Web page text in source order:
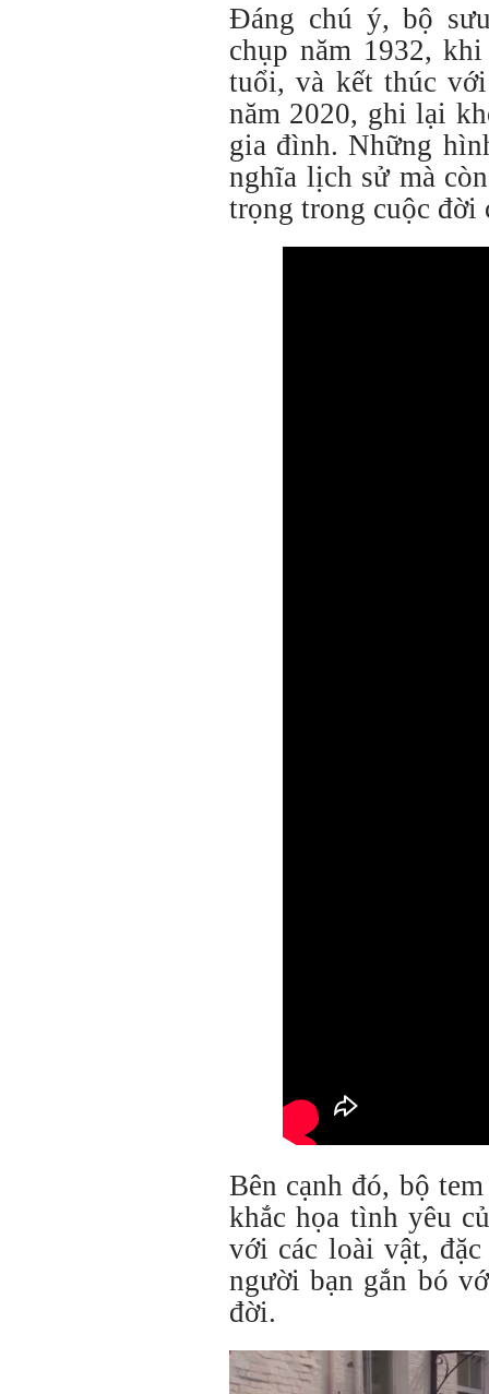
Đáng chú ý, bộ
chụp năm 1932,
tuổi, và kết thúc
năm 2020, ghi lại
gia đình. Những
nghĩa lịch sử mà
trọng trong cuộc đời
Bên cạnh đó, bộ
khắc họa tình yêu
với các loài vật,
người bạn gắn bó
đời.